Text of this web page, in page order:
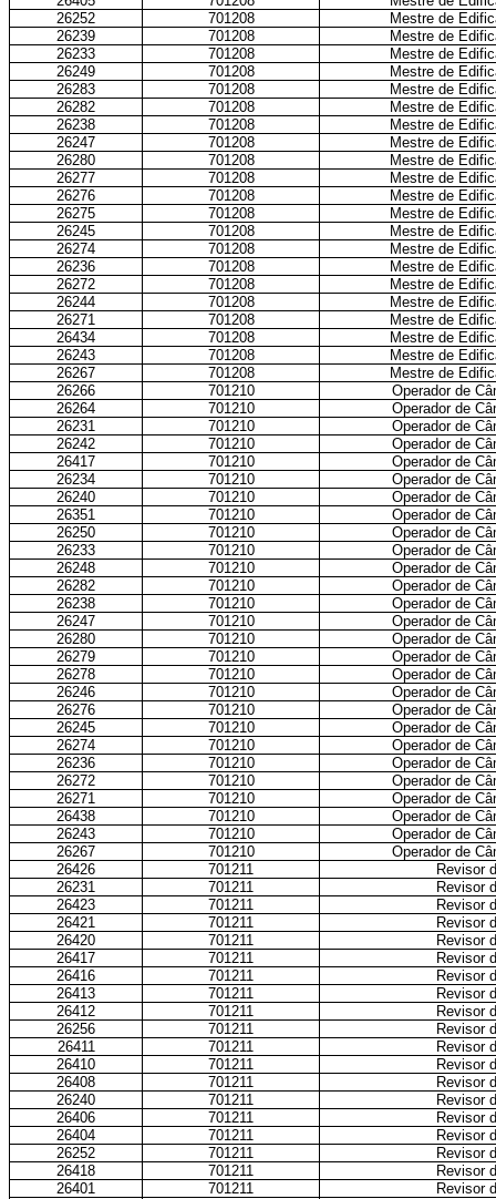
26252
701208
Mestre de
26239
701208
Mestre de
26233
701208
Mestre de
26249
701208
Mestre de
26283
701208
Mestre de
26282
701208
Mestre de
26238
701208
Mestre de
26247
701208
Mestre de
26280
701208
Mestre de
26277
701208
Mestre de
26276
701208
Mestre de
26275
701208
Mestre de
26245
701208
Mestre de
26274
701208
Mestre de
26236
701208
Mestre de
26272
701208
Mestre de
26244
701208
Mestre de
26271
701208
Mestre de
26434
701208
Mestre de
26243
701208
Mestre de
26267
701208
Mestre de
26266
701210
Operador de
26264
701210
Operador de
26231
701210
Operador de
26242
701210
Operador de
26417
701210
Operador de
26234
701210
Operador de
26240
701210
Operador de
26351
701210
Operador de
26250
701210
Operador de
26233
701210
Operador de
26248
701210
Operador de
26282
701210
Operador de
26238
701210
Operador de
26247
701210
Operador de
26280
701210
Operador de
26279
701210
Operador de
26278
701210
Operador de
26246
701210
Operador de
26276
701210
Operador de
26245
701210
Operador de
26274
701210
Operador de
26236
701210
Operador de
26272
701210
Operador de
26271
701210
Operador de
26438
701210
Operador de
26243
701210
Operador de
26267
701210
Operador de
26426
701211
Revisor
26231
701211
Revisor
26423
701211
Revisor
26421
701211
Revisor
26420
701211
Revisor
26417
701211
Revisor
26416
701211
Revisor
26413
701211
Revisor
26412
701211
Revisor
26256
701211
Revisor
26411
701211
Revisor
26410
701211
Revisor
26408
701211
Revisor
26240
701211
Revisor
26406
701211
Revisor
26404
701211
Revisor
26252
701211
Revisor
26418
701211
Revisor
26401
701211
Revisor